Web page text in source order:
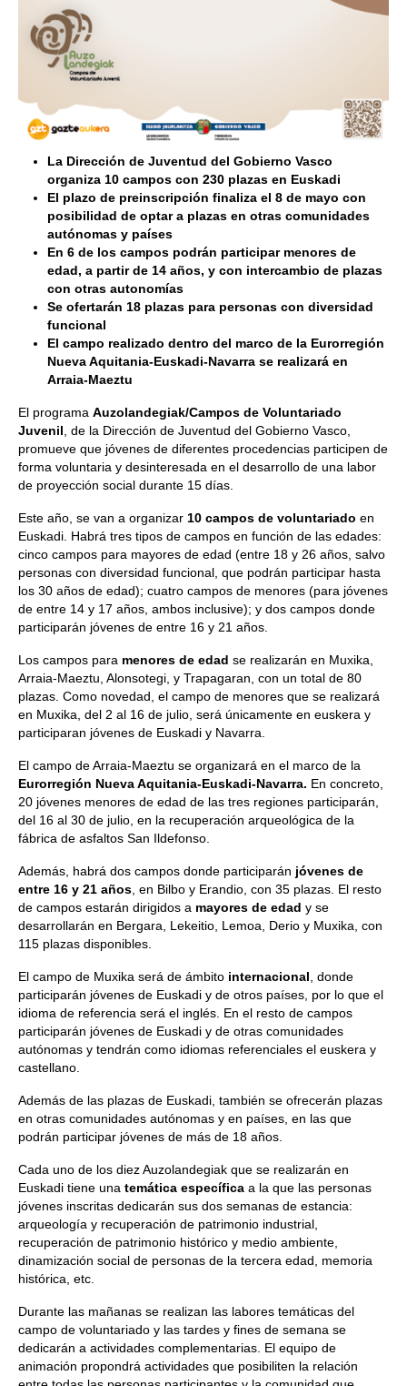
La Dirección de Juventud del Gobierno Vasco
organiza 10 campos con 230 plazas en Euskadi
El plazo de preinscripción finaliza el 8 de mayo con
posibilidad de optar a plazas en otras comunidades
autónomas y países
En 6 de los campos podrán participar menores de
edad, a partir de 14 años, y con intercambio de plazas
con otras autonomías
Se ofertarán 18 plazas para personas con diversidad
funcional
El campo realizado dentro del marco de la Eurorregión
Nueva Aquitania-Euskadi-Navarra se realizará en
Arraia-Maeztu
El programa Auzolandegiak/Campos de Voluntariado
Juvenil , de la Dirección de Juventud del Gobierno Vasco,
promueve que jóvenes de diferentes procedencias participen de
forma voluntaria y desinteresada en el desarrollo de una labor
de proyección social durante 15 días.
Este año, se van a organizar 10 campos de voluntariado en
Euskadi. Habrá tres tipos de campos en función de las edades:
cinco campos para mayores de edad (entre 18 y 26 años, salvo
personas con diversidad funcional, que podrán participar hasta
los 30 años de edad); cuatro campos de menores (para jóvenes
de entre 14 y 17 años, ambos inclusive); y dos campos donde
participarán jóvenes de entre 16 y 21 años.
Los campos para menores de edad se realizarán en Muxika,
Arraia-Maeztu, Alonsotegi, y Trapagaran, con un total de 80
plazas. Como novedad, el campo de menores que se realizará
en Muxika, del 2 al 16 de julio, será únicamente en euskera y
participaran jóvenes de Euskadi y Navarra.
El campo de Arraia-Maeztu se organizará en el marco de la
Eurorregión Nueva Aquitania-Euskadi-Navarra. En concreto,
20 jóvenes menores de edad de las tres regiones participarán,
del 16 al 30 de julio, en la recuperación arqueológica de la
fábrica de asfaltos San Ildefonso.
Además, habrá dos campos donde participarán jóvenes de
entre 16 y 21 años , en Bilbo y Erandio, con 35 plazas. El resto
de campos estarán dirigidos a mayores de edad y se
desarrollarán en Bergara, Lekeitio, Lemoa, Derio y Muxika, con
115 plazas disponibles.
El campo de Muxika será de ámbito internacional , donde
participarán jóvenes de Euskadi y de otros países, por lo que el
idioma de referencia será el inglés. En el resto de campos
participarán jóvenes de Euskadi y de otras comunidades
autónomas y tendrán como idiomas referenciales el euskera y
castellano.
Además de las plazas de Euskadi, también se ofrecerán plazas
en otras comunidades autónomas y en países, en las que
podrán participar jóvenes de más de 18 años.
Cada uno de los diez Auzolandegiak que se realizarán en
Euskadi tiene una temática específica a la que las personas
jóvenes inscritas dedicarán sus dos semanas de estancia:
arqueología y recuperación de patrimonio industrial,
recuperación de patrimonio histórico y medio ambiente,
dinamización social de personas de la tercera edad, memoria
histórica, etc.
Durante las mañanas se realizan las labores temáticas del
campo de voluntariado y las tardes y fines de semana se
dedicarán a actividades complementarias. El equipo de
animación propondrá actividades que posibiliten la relación